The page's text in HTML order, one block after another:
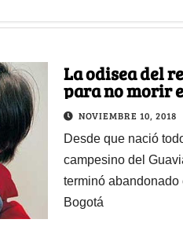
La odisea del
para no morir
NOVIEMBRE 10, 2018
Desde que nació
campesino del
terminó
Bogotá